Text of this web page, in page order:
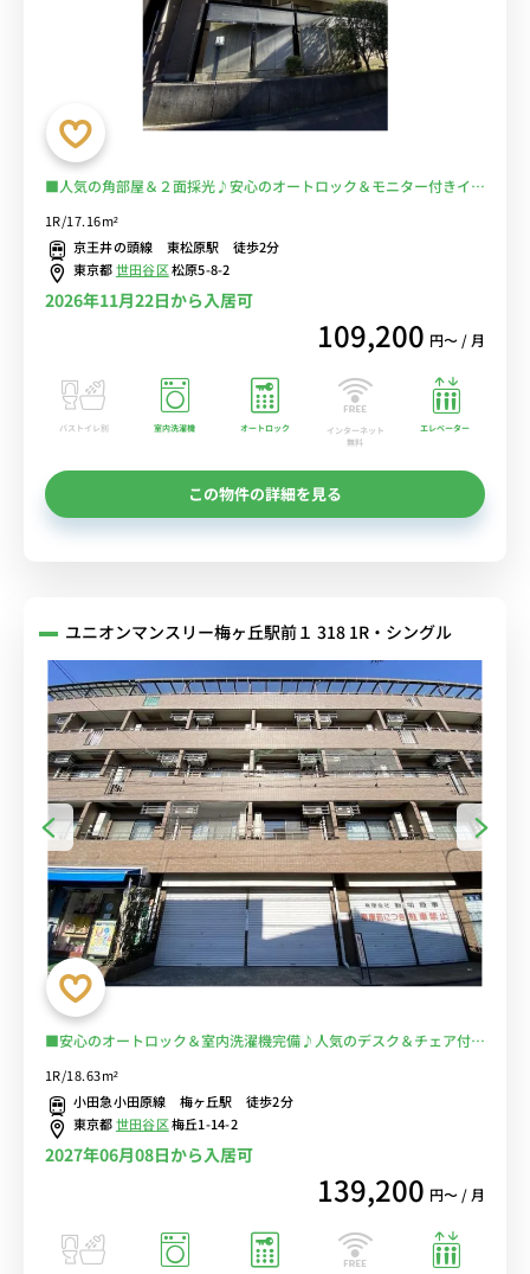
■人気の角部屋＆２面採光♪安心のオートロック＆モニター付きイン
京王井の頭線「東松原駅」徒歩2分/小田急線も徒歩圏内で利用可能/
新宿・渋谷まで乗換なし/世田谷区立羽木公園もすぐ近く■選べるWi-
Fi格安レンタル中！
1R/17.16m²
京王井の頭線 東松原駅 徒歩2分
東京都世田谷区松原5-8-2
2026年11月22日から入居可
109,200 円〜 / 月
バストイレ別 室内洗濯機 オートロック
インターネット
無料
エレベーター
この物件の詳細を見る
ユニオンマンスリー梅ヶ丘駅前１ 318 1R・シングル
■安心のオートロック＆室内洗濯機完備♪人気のデスク＆チェア付き
1R/18.63m²
小田急小田原線 梅ヶ丘駅 徒歩2分
東京都世田谷区梅丘1-14-2
2027年06月08日から入居可
139,200 円〜 / 月